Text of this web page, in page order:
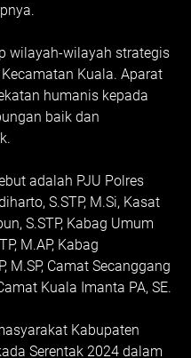
wilayah-wilayah strategis
Kuala. Aparat
humanis kepada
baik dan
adalah PJU Polres
S.STP, M.Si, Kasat
S.STP, Kabag Umum
M.AP, Kabag
M.SP, Camat Secanggang
Kuala Imanta PA, SE.
Kabupaten
Serentak 2024 dalam